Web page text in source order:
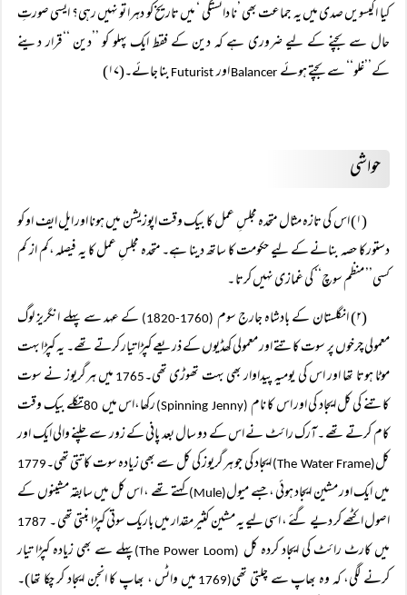
کیا اکیسویں صدی میں یہ جماعت بھی ’نا دانستگی ‘ میں تاریخ کو دہرا تو نہیں رہی؟ ایسی صورتِ
حال سے بچنے کے لیے ضروری ہے کہ دین کے فقط ایک پہلو کو ’’دین ‘‘قرار دینے
کے’’غلو‘‘ سے بچتے ہوئے Balancer اورFuturist بنا جائے۔(۱۷)
حواشی
(۱) اس کی تازہ مثال متحدہ مجلسِ عمل کا بیک وقت اپوزیشن میں ہونا اور ایل ایف او کو
دستورکا حصہ بنانے کے لیے حکومت کا ساتھ دینا ہے۔ متحدہ مجلسِ عمل کا یہ فیصلہ ،کم از کم
کسی’’ منظم سوچ‘‘ کی غمازی نہیں کرتا ۔
(۲) انگلستان کے بادشاہ جارج سوم
(1760-1820)
کے عہد سے پہلے انگریز لوگ
معمولی چرخوں پر سوت کاتتے اور معمولی کھڈیوں کے ذریعے کپڑا تیار کرتے تھے۔ یہ کپڑا بہت
موٹا ہوتا تھا اور اس کی یومیہ پیداوار بھی بہت تھوڑی تھی۔1765 میں ہرگریوز نے سوت
کاتنے کی کل ایجاد کی اور اس کا نام(Spinning Jenny) رکھا،اس میں
تکلے بیک وقت
کام کرتے تھے ۔آرک رائٹ نے اس کے دو سال بعد پانی کے زور سے چلنے والی ایک اور
کل(The Water Frame) ایجاد کی جو ہرگریوز کی کل سے بھی زیادہ سوت کاتتی تھی۔1779
میں ایک اور مشین ایجاد ہوئی ،جسے میول(Mule)
کہتے تھے ، اس کل میں سابقہ مشینوں کے
اصول اکٹھے کر دیے گئے ، اسی لیے یہ مشین کثیر مقدار میں باریک سوتی کپڑا بنتی تھی ۔
میں کارٹ رائٹ کی ایجاد کردہ کل (The Power Loom)
پہلے سے بھی زیادہ کپڑا تیار
کرنے لگی، کہ وہ بھاپ سے چلتی تھی(1769 میں واٹس ، بھاپ کا انجن ایجاد کر چکا تھا)۔